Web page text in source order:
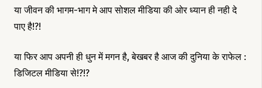
या जीवन की भागम-भाग मे आप सोशल मीडिया की ओर ध्यान ही नही दे
पाए है!?!
या फिर आप अपनी ही धुन में मगन है, बेखबर है आज की दुनिया के राफेल :
डिजिटल मीडिया से!?!?